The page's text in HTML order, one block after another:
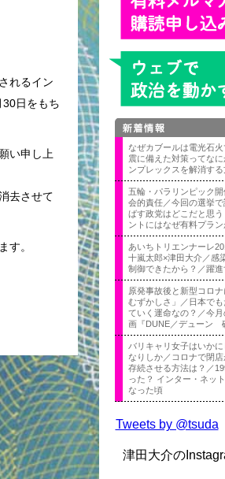
れるイン
日をもち
い申し上
去させて
す。
なぜカブールは電光石
震に備えた対策ってな
ンプレックスを解消する
五輪・パラリンピック
会的責任／今回の選挙
ばす政党はどこだと思
ントにはなぜ有料プラン
あいちトリエンナーレ
十嵐太郎×津田大介／感
制御できたから？／躍
原発事故後と新型コロ
むずかしさ」／日本で
ていく運命なの？／今
画『DUNE／デューン
バリキャリ女子はいか
なりしか／コロナで閉
存続させる方法は？／
った？ インター・ネッ
なった頃
Tweets by @tsuda
津田大介の